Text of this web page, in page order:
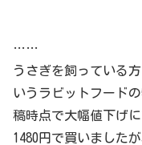
……
うさぎを飼っている
いうラビットフード
稿時点で大幅値下げ
1480円で買いました